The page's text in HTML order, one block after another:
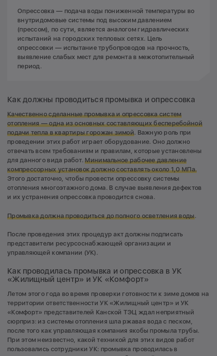
Опрессовка — подача воды пониженной температуры во
внутридомовые системы под высоким давлением
(прессом), по сути, является аналогом гидравлических
испытаний на городских тепловых сетях. Цель
опрессовки — испытание трубопроводов на прочность,
выявление слабых мест для ремонта в межотопительный
период.
Как должны проводиться промывка и опрессовка
Качественно сделанные промывка и опрессовка систем
отопления — одна из основных составляющих бесперебойной
подачи тепла в квартиры горожан зимой. Важную роль при
проведении этих работ играет оборудование. Оно должно
отвечать всем требованиям и правилам, которые установлены
для данного вида работ.Минимальное рабочее давление
компрессорных установок должно составлять около 1,0 МПа.
Этого достаточно, чтобы провести опрессовку системы
отопления многоэтажного дома. В случае выявления дефектов
и их устранения опрессовка проводится снова.
Промывка должна проводиться до полного осветления воды.
После проведения этих процедур акт должны подписать
представители ресурсоснабжающей организации и
управляющей компании (УК).
Как проводилась промывка и опрессовка в УК
«Жилищный центр» и УК «Комфорт»
Летом этого года во время проверки готовности к зиме домов на
территории ответственности УК «Жилищный центр» и УК
«Комфорт» представителей Канской ТЭЦ ждал неприятный
сюрприз: из системы отопления шла ржавая вода с песком,
после того как управляющая компания якобы промыла трубы.
При этом неизвестно, какой техникой для этих видов работ
пользовались сотрудники УК: промывка проводилась в